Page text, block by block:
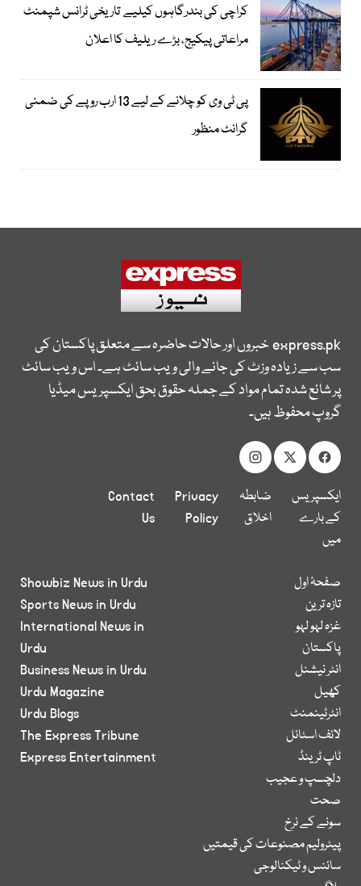
کراچی کی بندرگاہوں کیلیے تاریخی ٹرانس شپمنٹ
مراعاتی پیکیج، بڑے ریلیف کا اعلان
پی ٹی وی کو چلانے کے لیے 13 ارب روپے کی ضمنی
گرانٹ منظور
express.pkخبروں اور حالات حاضرہ سے متعلق پاکستان کی
سب سے زیادہ وزٹ کی جانے والی ویب سائٹ ہے۔ اس ویب سائٹ
پر شائع شدہ تمام مواد کے جملہ حقوق بحق ایکسپریس میڈیا
گروپ محفوظ ہیں۔
ایکسپریس
کے بارے
میں
ضابطہ
اخلاق
Privacy
Policy
Contact
Us
صفحۂ اول
تازہ ترین
غزہ لہو لہو
پاکستان
انٹر نیشنل
کھیل
انٹرٹینمنٹ
لائف اسٹائل
ٹاپ ٹرینڈ
دلچسپ و عجیب
صحت
سونے کے نرخ
پیٹرولیم مصنوعات کی قیمتیں
سائنس و ٹیکنالوجی
Showbiz News in Urdu
Sports News in Urdu
International News in
Urdu
Business News in Urdu
Urdu Magazine
Urdu Blogs
The Express Tribune
Express Entertainment